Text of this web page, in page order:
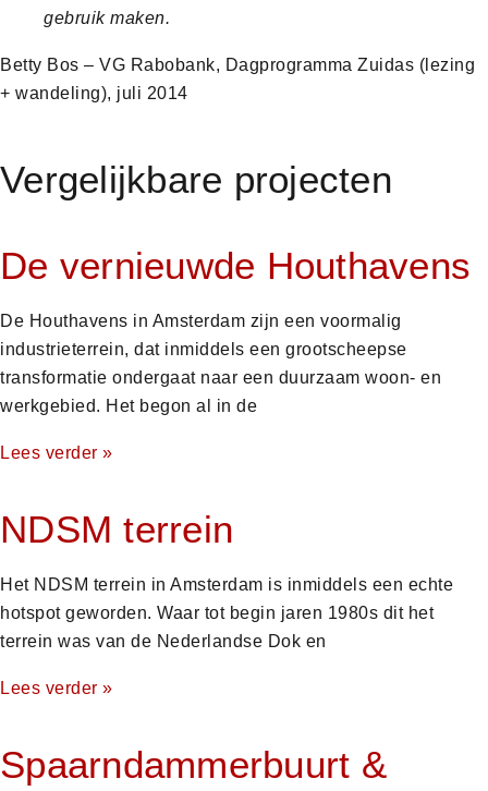
gebruik maken.
Betty Bos – VG Rabobank, Dagprogramma Zuidas (lezing
+ wandeling), juli 2014
Vergelijkbare projecten
De vernieuwde Houthavens
De Houthavens in Amsterdam zijn een voormalig
industrieterrein, dat inmiddels een grootscheepse
transformatie ondergaat naar een duurzaam woon- en
werkgebied. Het begon al in de
Lees verder »
NDSM terrein
Het NDSM terrein in Amsterdam is inmiddels een echte
hotspot geworden. Waar tot begin jaren 1980s dit het
terrein was van de Nederlandse Dok en
Lees verder »
Spaarndammerbuurt &